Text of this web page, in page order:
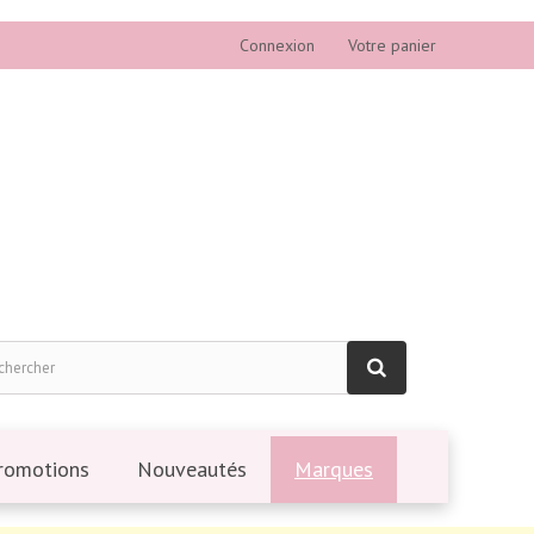
Connexion Votre panier
Nouveautés Marques